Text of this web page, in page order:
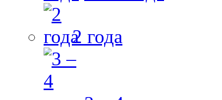
2 года